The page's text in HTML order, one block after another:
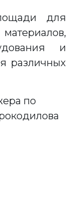
для
и
различных
по